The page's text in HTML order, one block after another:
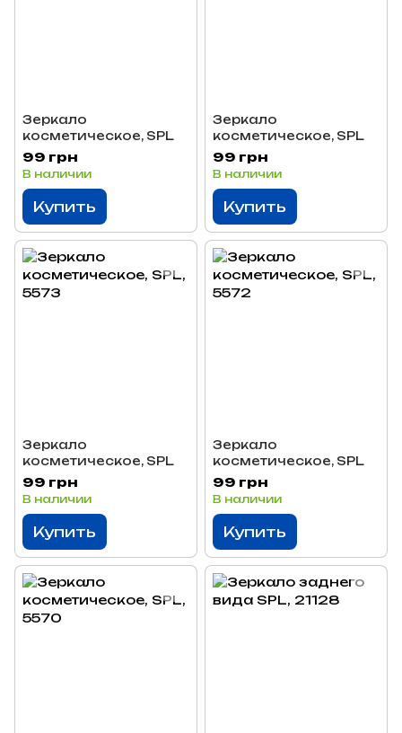
Зеркало
косметическое, SPL
99 грн
В наличии
Купить
Зеркало
косметическое, SPL
99 грн
В наличии
Купить
Зеркало
косметическое, SPL
99 грн
В наличии
Купить
Зеркало
косметическое, SPL
99 грн
В наличии
Купить